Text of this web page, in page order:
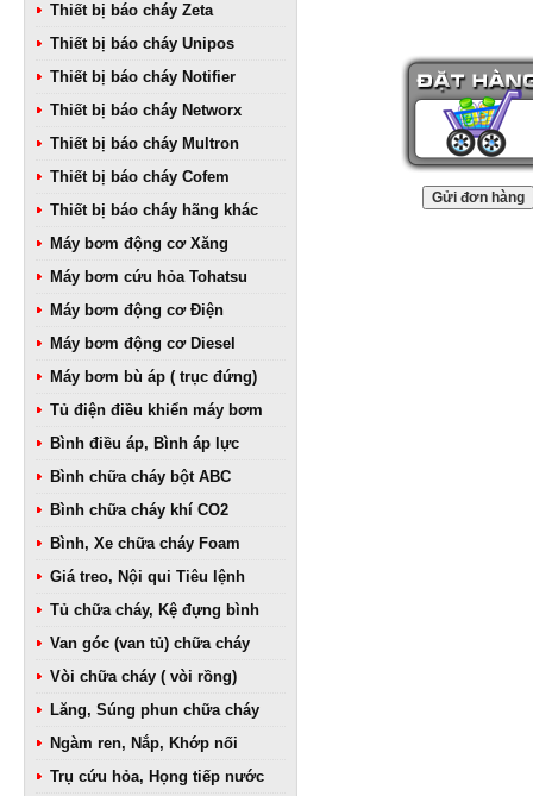
Thiết bị báo cháy Zeta
Thiết bị báo cháy Unipos
Thiết bị báo cháy Notifier
Thiết bị báo cháy Networx
Thiết bị báo cháy Multron
Thiết bị báo cháy Cofem
Thiết bị báo cháy hãng khác
Máy bơm động cơ Xăng
Máy bơm cứu hỏa Tohatsu
Máy bơm động cơ Điện
Máy bơm động cơ Diesel
Máy bơm bù áp ( trục đứng)
Tủ điện điều khiển máy bơm
Bình điều áp, Bình áp lực
Bình chữa cháy bột ABC
Bình chữa cháy khí CO2
Bình, Xe chữa cháy Foam
Giá treo, Nội qui Tiêu lệnh
Tủ chữa cháy, Kệ đựng bình
Van góc (van tủ) chữa cháy
Vòi chữa cháy ( vòi rồng)
Lăng, Súng phun chữa cháy
Ngàm ren, Nắp, Khớp nối
Trụ cứu hỏa, Họng tiếp nước